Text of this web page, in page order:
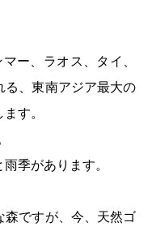
ー、ラオス、タイ、
る、東南アジア最大の
す。
季があります。
森ですが、今、天然ゴ